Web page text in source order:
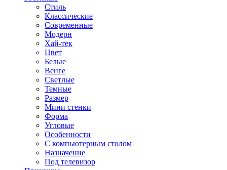
Стиль
Классические
Современные
Модерн
Хай-тек
Цвет
Белые
Венге
Светлые
Темные
Размер
Мини стенки
Форма
Угловые
Особенности
С компьютерным столом
Назначение
Под телевизор